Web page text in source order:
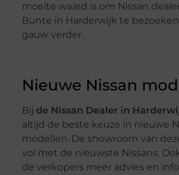
moeite waard is om Nissan
Bunte in Harderwijk te
gauw verder.
Nieuwe Nissan
Bij de Nissan Dealer in
altijd de beste keuze in nieuwe
modellen. De showroom van
vol met de nieuwste Nissans.
de verkopers meer advies en